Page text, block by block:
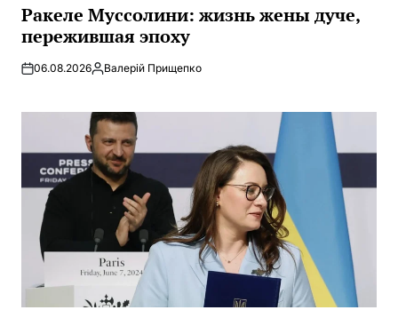
В
Ракеле Муссолини: жизнь жены дуче,
пережившая эпоху
06.08.2026Запись
Валерій Прищепко